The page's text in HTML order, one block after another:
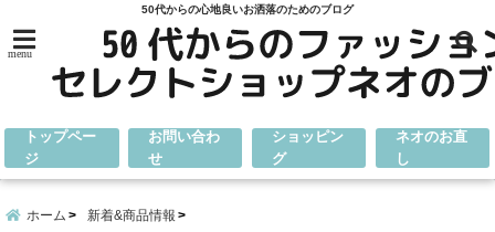
50代からの心地良いお洒落のためのブログ
menu
トップペー
ジ
お問い合わ
せ
ショッピン
グ
ネオのお直
し
ホーム 新着&商品情報